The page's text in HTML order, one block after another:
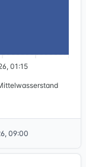
01:15
09:00